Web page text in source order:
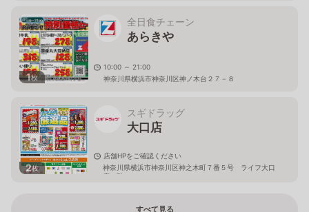
1枚
全日食チェーン
あらきや
10:00 ～ 21:00
神奈川県横浜市神奈川区神ノ木台２７－８
2枚
スギドラッグ
大口店
店舗HPをご確認ください
神奈川県横浜市神奈川区神之木町７番５号 ライフ大口
店２階
すべて見る